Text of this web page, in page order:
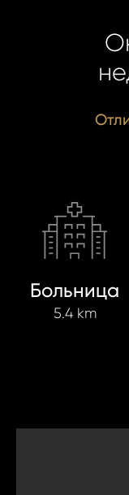
Больница
5.4 km